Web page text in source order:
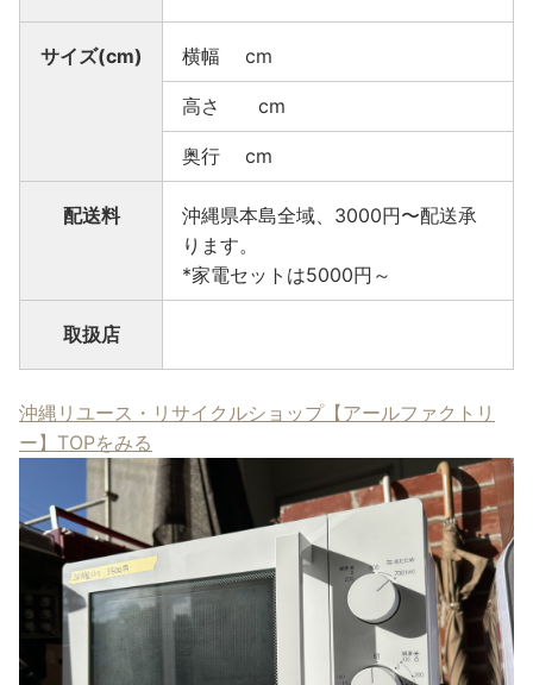
サイズ(cm) 横幅 cm
高さ cm
奥行 cm
配送料
沖縄県本島全域、3000円〜配送承
ります。
*家電セットは5000円～
取扱店
沖縄リユース・リサイクルショップ【アールファクトリ
ー】TOPをみる